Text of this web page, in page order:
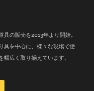
具の販売を2013年より開始。
具を中心に、様々な現場で使
幅広く取り揃えています。